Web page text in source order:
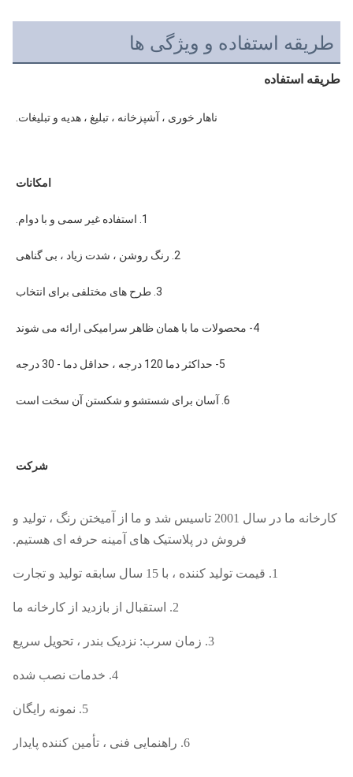
طریقه استفاده و ویژگی ها
طریقه استفاده
ناهار خوری ، آشپزخانه ، تبلیغ ، هدیه و تبلیغات.
امکانات
1. استفاده غیر سمی و با دوام.
2. رنگ روشن ، شدت زیاد ، بی گناهی
3. طرح های مختلفی برای انتخاب
4- محصولات ما با همان ظاهر سرامیکی ارائه می شوند
5- حداکثر دما 120 درجه ، حداقل دما - 30 درجه
6. آسان برای شستشو و شکستن آن سخت است
شرکت
کارخانه ما در سال 2001 تاسیس شد و ما از آمیختن رنگ ، تولید و
فروش در پلاستیک های آمینه حرفه ای هستیم.
1. قیمت تولید کننده ، با 15 سال سابقه تولید و تجارت
2. استقبال از بازدید از کارخانه ما
3. زمان سرب: نزدیک بندر ، تحویل سریع
4. خدمات نصب شده
5. نمونه رایگان
6. راهنمایی فنی ، تأمین کننده پایدار